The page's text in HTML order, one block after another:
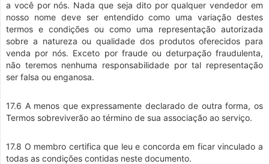
a você por nós. Nada que seja dito por qualquer vendedor em
nosso nome deve ser entendido como uma variação destes
termos e condições ou como uma representação autorizada
sobre a natureza ou qualidade dos produtos oferecidos para
venda por nós. Exceto por fraude ou deturpação fraudulenta,
não teremos nenhuma responsabilidade por tal representação
ser falsa ou enganosa.
17.6 A menos que expressamente declarado de outra forma, os
Termos sobreviverão ao término de sua associação ao serviço.
17.8 O membro certifica que leu e concorda em ficar vinculado a
todas as condições contidas neste documento.